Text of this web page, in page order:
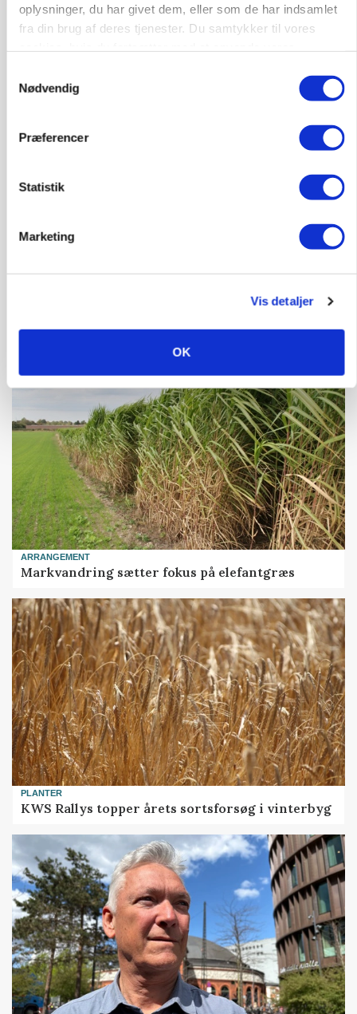
oplysninger, du har givet dem, eller som de har indsamlet
fra din brug af deres tjenester. Du samtykker til vores
Nødvendig
Præferencer
Statistik
Marketing
Vis detaljer
OK
9681, Ranum 03. aug.
Kalvepasser til ejendom i udvikling søges
03. aug.
ARRANGEMENT
Markvandring sætter fokus på elefantgræs
PLANTER
KWS Rallys topper årets sortsforsøg i vinterbyg